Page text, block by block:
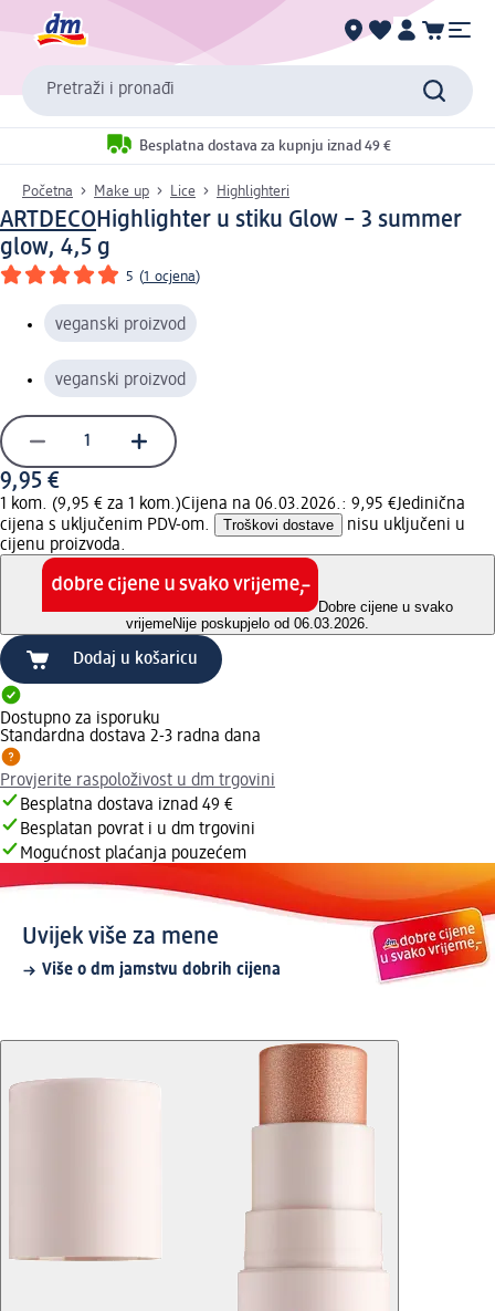
Pretraži i pronađi
Besplatna dostava za kupnju iznad 49 €
Početna Make up Lice Highlighteri
ARTDECO Highlighter u stiku Glow – 3 summer
glow, 4,5 g
5 (1 ocjena)
veganski proizvod
veganski proizvod
9,95 €
1 kom. (9,95 € za 1 kom.)Cijena na 06.03.2026.: 9,95 €Jedinična
cijena s uključenim PDV-om.
Troškovi dostave
nisu uključeni u
cijenu proizvoda.
Dobre cijene u svako
vrijemeNije poskupjelo od 06.03.2026.
Dodaj u košaricu
Dostupno za isporuku
Standardna dostava 2-3 radna dana
Provjerite raspoloživost u dm trgovini
Besplatna dostava iznad 49 €
Besplatan povrat i u dm trgovini
Mogućnost plaćanja pouzećem
Uvijek više za mene
Više o dm jamstvu dobrih cijena